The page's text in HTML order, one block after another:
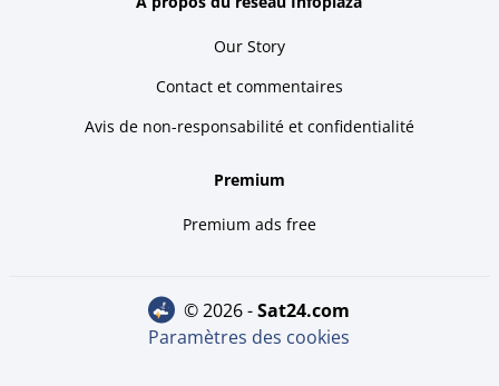
Our Story
Contact et commentaires
Avis de non-responsabilité et confidentialité
Premium
Premium ads free
© 2026 - sat24.com
Paramètres des cookies